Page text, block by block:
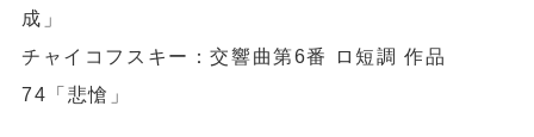
成」
チャイコフスキー：交響曲第6番 ロ短調 作品
74「悲愴」